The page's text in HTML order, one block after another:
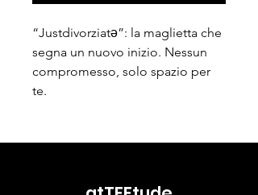
“Justdivorziatə”: la maglietta che
segna un nuovo inizio. Nessun
compromesso, solo spazio per
te.